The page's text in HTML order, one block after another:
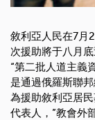
敘利亞人民在7月
次援助將于八月底
“第二批人道主義
是通過俄羅斯聯
為援助敘利亞居
代表人，”教會外